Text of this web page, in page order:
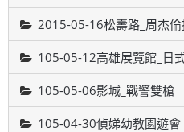
2015-05-16松壽路_周杰
105-05-12高雄展覽館_日
105-05-06影城_戰警雙槍
105-04-30偵娣幼教園遊會